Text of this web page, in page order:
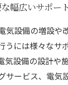
幅広いサポー
気設備の増設や
うには様々なサ
気設備の設計や
サービス、電気